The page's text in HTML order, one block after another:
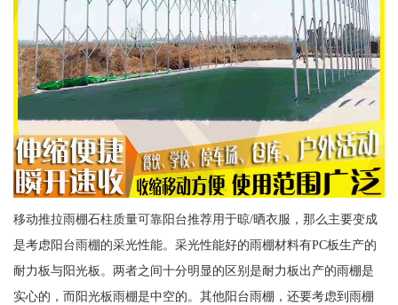
移动推拉雨棚石柱质量可靠阳台推荐用于晾/晒衣服，那么主要变成
是考虑阳台雨棚的采光性能。采光性能好的雨棚材料有PC板生产的
耐力板与阳光板。两者之间十分明显的区别是耐力板出产的雨棚是
实心的，而阳光板雨棚是中空的。其他阳台雨棚，还要考虑到雨棚